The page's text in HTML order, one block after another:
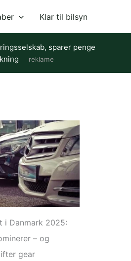
Klar til bilsyn
sparer penge
reklame
i Danmark 2025:
– og
gear